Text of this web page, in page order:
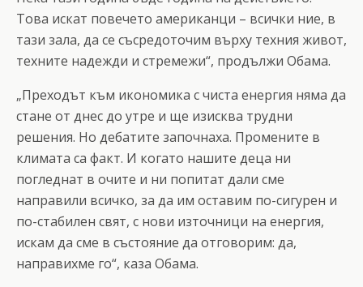
Това искат повечето американци – всички ние, в
тази зала, да се съсредоточим върху техния живот,
техните надежди и стремежи“, продължи Обама.
„Преходът към икономика с чиста енергия няма да
стане от днес до утре и ще изисква трудни
решения. Но дебатите започнаха. Промените в
климата са факт. И когато нашите деца ни
погледнат в очите и ни попитат дали сме
направили всичко, за да им оставим по-сигурен и
по-стабилен свят, с нови източници на енергия,
искам да сме в състояние да отговорим: да,
направихме го“, каза Обама.